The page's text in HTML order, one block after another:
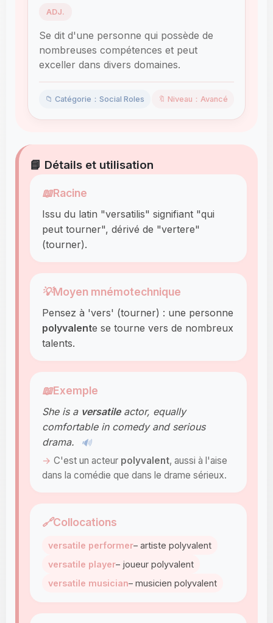
ADJ.
Se dit d'une personne qui possède de
nombreuses compétences et peut
exceller dans divers domaines.
📁 Catégorie：Social Roles 🔖 Niveau：Avancé
📘 Détails et utilisation
📖Racine
Issu du latin "versatilis" signifiant "qui
peut tourner", dérivé de "vertere"
(tourner).
💡Moyen mnémotechnique
Pensez à 'vers' (tourner) : une personne
polyvalente se tourne vers de nombreux
talents.
📖Exemple
She is a versatileactor, equally
comfortable in comedy and serious
drama.
🔊
C'est un acteur polyvalent, aussi à l'aise
dans la comédie que dans le drame sérieux.
🔗Collocations
versatile performer– artiste polyvalent
versatile player– joueur polyvalent
versatile musician– musicien polyvalent